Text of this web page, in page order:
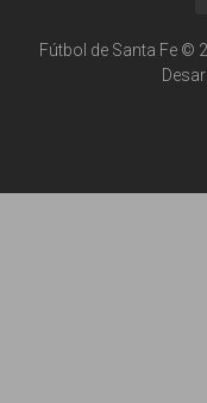
Fútbol de Santa Fe ©